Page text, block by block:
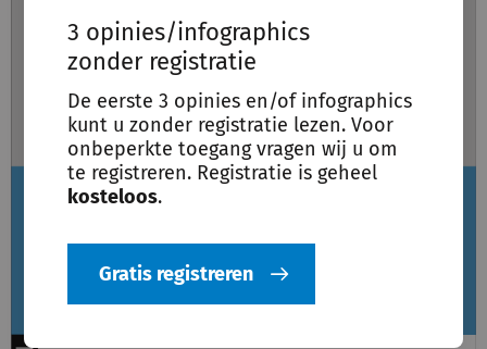
3 opinies/infographics
zonder registratie
De eerste 3 opinies en/of infographics
kunt u zonder registratie lezen. Voor
onbeperkte toegang vragen wij u om
te registreren. Registratie is geheel
kosteloos.
Gratis registreren